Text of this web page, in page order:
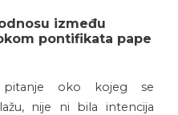
između
pontifikata pape
oko kojeg se
nije ni bila intencija